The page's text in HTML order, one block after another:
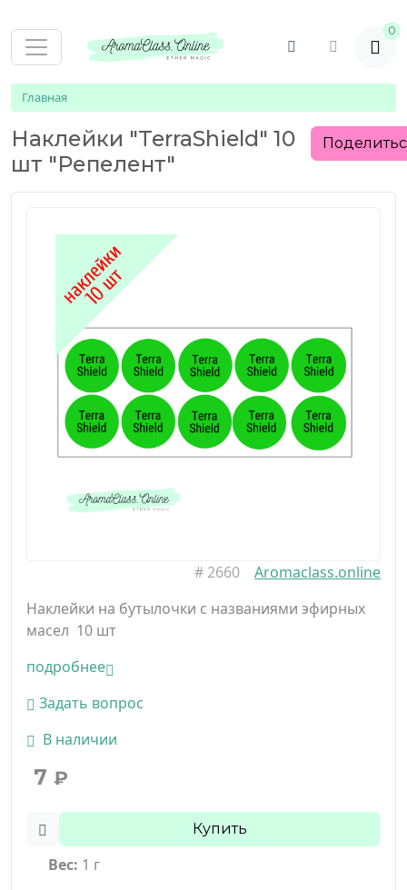
0
Главная
Наклейки "TerraShield" 10
шт "Репелент"
# 2660
Aromaclass.online
Наклейки на бутылочки с названиями эфирных
масел 10 шт
подробнее
Задать вопрос
В наличии
7 ₽
Купить
Вес: 1 г